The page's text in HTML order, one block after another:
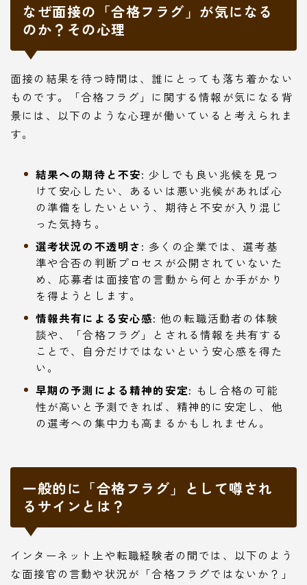
なぜ面接の「合格フラグ」が気になる
のか？その心理
面接の結果を待つ時間は、誰にとっても落ち着かない
ものです。「合格フラグ」に関する情報が気になる背
景には、以下のような心理が働いていると考えられま
す。
結果への期待と不安: 少しでも良い兆候を見つ
けて安心したい、あるいは悪い兆候があれば心
の準備をしたいという、期待と不安が入り混じ
った気持ち。
選考状況の不透明さ: 多くの企業では、選考基
準や合否の判断プロセスが公開されていないた
め、応募者は面接官の言動から何とか手がかり
を得ようとします。
情報共有による安心感: 他の転職活動者の体験
談や、「合格フラグ」とされる情報を共有する
ことで、自分だけではないという安心感を得た
い。
早期の予測による精神的安定: もし合格の可能
性が高いと予測できれば、精神的に安定し、他
の選考への集中力も高まるかもしれません。
一般的に「合格フラグ」として噂され
るサインとは？
インターネット上や転職経験者の間では、以下のよう
な面接官の言動や状況が「合格フラグではないか？」